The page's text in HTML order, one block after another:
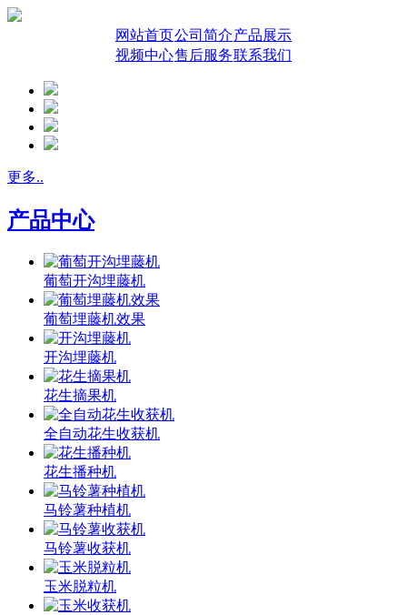
网站首页公司简介产品展示
视频中心售后服务联系我们
更多..
产品中心
葡萄开沟埋藤机
葡萄埋藤机效果
开沟埋藤机
花生摘果机
全自动花生收获机
花生播种机
马铃薯种植机
马铃薯收获机
玉米脱粒机